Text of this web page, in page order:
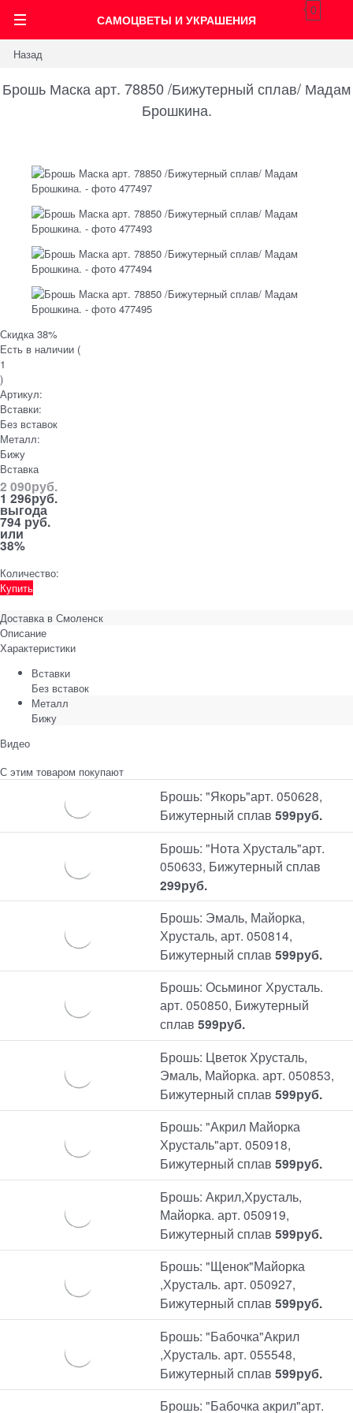
САМОЦВЕТЫ И УКРАШЕНИЯ
0
Назад
Брошь Маска арт. 78850 /Бижутерный сплав/ Мадам
Брошкина.
Скидка 38%
Есть в наличии (
1
)
Артикул:
Вставки:
Без вставок
Металл:
Бижу
Вставка
2 090руб.
1 296руб.
выгода
794 руб.
или
38%
Количество:
Купить
Доставка в Смоленск
Описание
Характеристики
Вставки
Без вставок
Металл
Бижу
Видео
С этим товаром покупают
Брошь: "Якорь"арт. 050628,
Бижутерный сплав 599руб.
Брошь: "Нота Хрусталь"арт.
050633, Бижутерный сплав
299руб.
Брошь: Эмаль, Майорка,
Хрусталь, арт. 050814,
Бижутерный сплав 599руб.
Брошь: Осьминог Хрусталь.
арт. 050850, Бижутерный
сплав 599руб.
Брошь: Цветок Хрусталь,
Эмаль, Майорка. арт. 050853,
Бижутерный сплав 599руб.
Брошь: "Акрил Майорка
Хрусталь"арт. 050918,
Бижутерный сплав 599руб.
Брошь: Акрил,Хрусталь,
Майорка. арт. 050919,
Бижутерный сплав 599руб.
Брошь: "Щенок"Майорка
,Хрусталь. арт. 050927,
Бижутерный сплав 599руб.
Брошь: "Бабочка"Акрил
,Хрусталь. арт. 055548,
Бижутерный сплав 599руб.
Брошь: "Бабочка акрил"арт.